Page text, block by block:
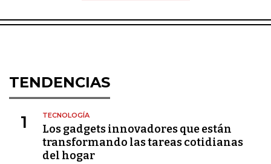
TENDENCIAS
1 TECNOLOGÍA
Los gadgets innovadores que están
transformando las tareas cotidianas
del hogar